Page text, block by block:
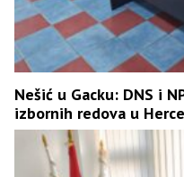
Nešić u Gacku: DNS i
izbornih redova u